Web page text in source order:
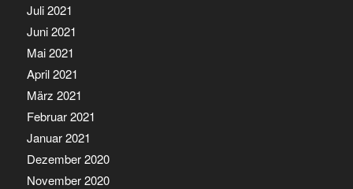
Juli 2021
Juni 2021
Mai 2021
April 2021
März 2021
Februar 2021
Januar 2021
Dezember 2020
November 2020